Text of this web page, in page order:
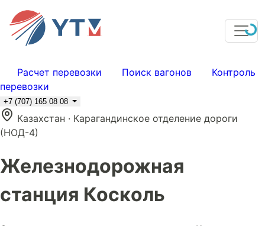
Расчет перевозки Поиск вагонов
Контроль
перевозки
+7 (707) 165 08 08
Казахстан · Карагандинское отделение дороги
(НОД-4)
Железнодорожная
станция Коскoль